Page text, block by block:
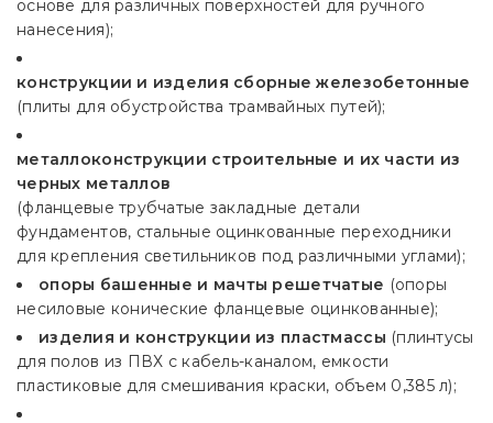
основе для различных поверхностей для ручного
нанесения);
конструкции и изделия сборные железобетонные
(плиты для обустройства трамвайных путей);
металлоконструкции строительные и их части из
черных металлов
(фланцевые трубчатые закладные детали
фундаментов, стальные оцинкованные переходники
для крепления светильников под различными углами);
опоры башенные и мачты решетчатые (опоры
несиловые конические фланцевые оцинкованные);
изделия и конструкции из пластмассы (плинтусы
для полов из ПВХ с кабель-каналом, емкости
пластиковые для смешивания краски, объем 0,385 л);